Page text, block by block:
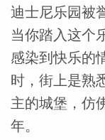
迪士尼乐园被
当你踏入这个
感染到快乐的
时，街上是熟
主的城堡，仿
年。